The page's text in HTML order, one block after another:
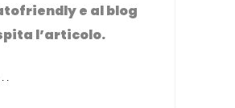
e al blog
l’articolo.